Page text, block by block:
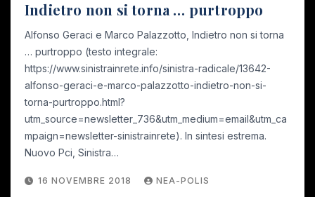
Indietro non si torna … purtroppo
Alfonso Geraci e Marco Palazzotto, Indietro non si torna
… purtroppo (testo integrale:
https://www.sinistrainrete.info/sinistra-radicale/13642-
alfonso-geraci-e-marco-palazzotto-indietro-non-si-
torna-purtroppo.html?
utm_source=newsletter_736&utm_medium=email&utm_ca
mpaign=newsletter-sinistrainrete). In sintesi estrema.
Nuovo Pci, Sinistra…
16 NOVEMBRE 2018 NEA-POLIS